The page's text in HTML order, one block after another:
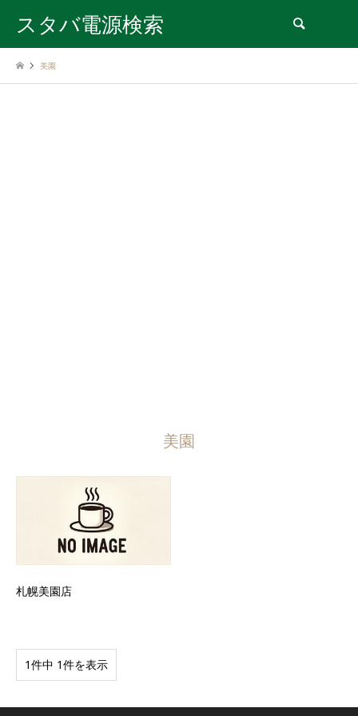
スタバ電源検索
美園
美園
札幌美園店
1件中 1件を表示